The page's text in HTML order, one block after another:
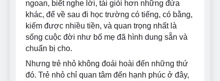
ngoan, biết nghe lời, tài giỏi hơn những đứa
khác, để về sau đi học trường có tiếng, có bằng,
kiếm được nhiều tiền, và quan trọng nhất là
sống cuộc đời như bố mẹ đã hình dung sẵn và
chuẩn bị cho.
Nhưng trẻ nhỏ không đoái hoài đến những thứ
đó. Trẻ nhỏ chỉ quan tâm đến hạnh phúc ở đây,